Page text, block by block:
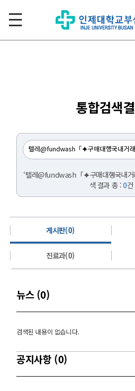
통합검색
‘텔레@fundwash「⯌구매대행국내거
색 결과 총 :0건
게시판(0)
진료과(0)
뉴스 (0)
검색된 내용이 없습니다.
공지사항 (0)